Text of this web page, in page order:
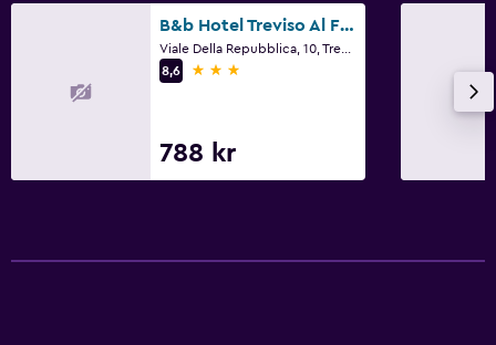
B&b Hotel Treviso Al Fogher
8,6
3 stjärnor
788 kr